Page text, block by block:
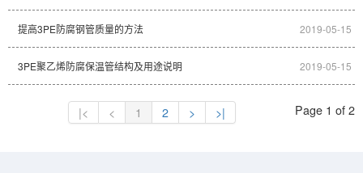
提高3PE防腐钢管质量的方法 2019-05-15
3PE聚乙烯防腐保温管结构及用途说明 2019-05-15
Page 1 of 2
1 2